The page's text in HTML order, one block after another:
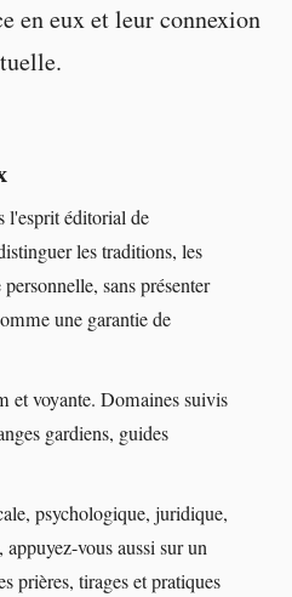
en eux et leur connexion
l'esprit éditorial de
les traditions, les
sans présenter
une garantie de
et voyante. Domaines suivis
gardiens, guides
psychologique, juridique,
vous aussi sur un
prières, tirages et pratiques